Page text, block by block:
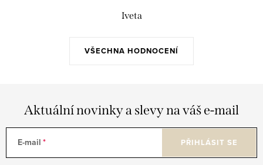
VŠECHNA HODNOCENÍ
Iveta
Aktuální novinky a slevy na váš e-mail
E-mail PŘIHLÁSIT SE